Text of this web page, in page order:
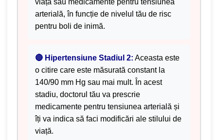
viață sau medicamente pentru tensiunea
arterială, în funcție de nivelul tău de risc
pentru boli de inimă.
🔴 Hipertensiune Stadiul 2: Aceasta este
o citire care este măsurată constant la
140/90 mm Hg sau mai mult. În acest
stadiu, doctorul tău va prescrie
medicamente pentru tensiunea arterială și
îți va indica să faci modificări ale stilului de
viață.